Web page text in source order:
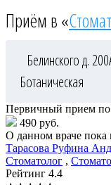
Приём в «
Белинского д.
Ботаническая
Первичный прием по
490 руб.
О данном враче пока
Тарасова Руфина
Стоматолог ,
Рейтинг 4.4